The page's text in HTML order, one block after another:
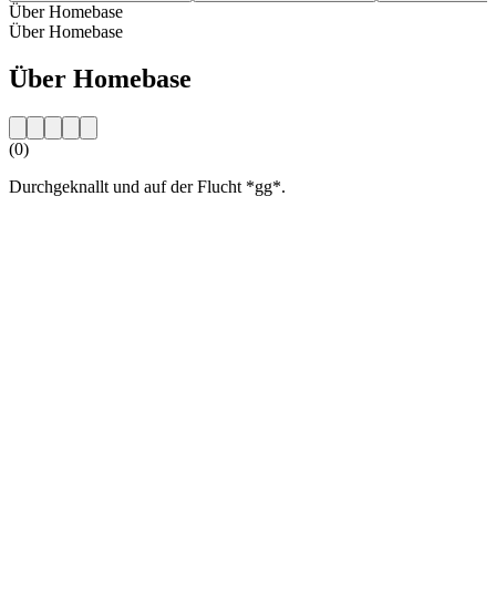
Über Homebase
Über Homebase
Über Homebase
(0)
Durchgeknallt und auf der Flucht *gg*.